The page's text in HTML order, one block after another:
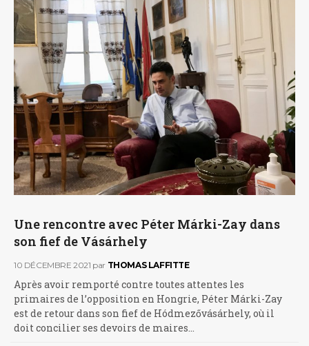
Une rencontre avec Péter Márki-Zay dans
son fief de Vásárhely
10 DÉCEMBRE 2021 par THOMAS LAFFITTE
Après avoir remporté contre toutes attentes les
primaires de l’opposition en Hongrie, Péter Márki-Zay
est de retour dans son fief de Hódmezővásárhely, où il
doit concilier ses devoirs de maires…